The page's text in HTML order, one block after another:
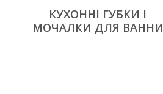
КУХОННІ ГУБКИ І
МОЧАЛКИ ДЛЯ ВАННИ